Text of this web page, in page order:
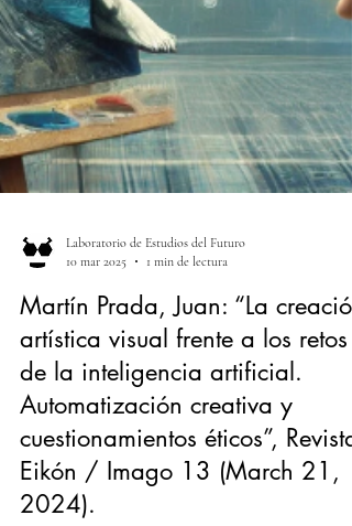
Laboratorio de Estudios del Futuro
10 mar 2025
1 min de lectura
Martín Prada, Juan: “La creación